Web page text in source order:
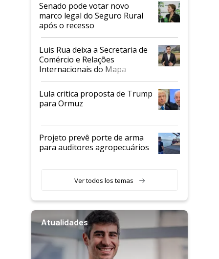
Senado pode votar novo
marco legal do Seguro Rural
após o recesso
Luis Rua deixa a Secretaria de
Comércio e Relações
Internacionais do Mapa
Lula critica proposta de Trump
para Ormuz
Projeto prevê porte de arma
para auditores agropecuários
Ver todos los temas
Atualidades